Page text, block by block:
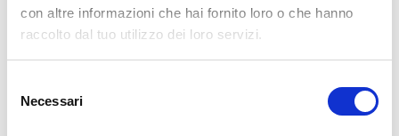
con altre informazioni che hai fornito loro o che hanno
raccolto dal tuo utilizzo dei loro servizi.
delNecessari